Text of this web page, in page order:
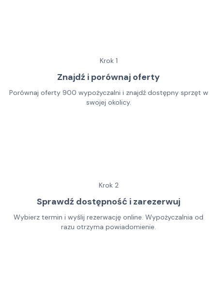
Krok 1
Znajdź i porównaj oferty
Porównaj oferty 900 wypożyczalni i znajdź dostępny sprzęt w
swojej okolicy.
Krok 2
Sprawdź dostępność i zarezerwuj
Wybierz termin i wyślij rezerwację online. Wypożyczalnia od
razu otrzyma powiadomienie.